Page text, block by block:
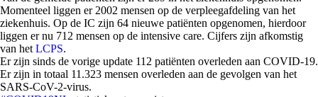
Momenteel liggen er 2002 mensen op de verpleegafdeling van het
ziekenhuis. Op de IC zijn 64 nieuwe patiënten opgenomen, hierdoor
liggen er nu 712 mensen op de intensive care. Cijfers zijn afkomstig
van het LCPS.
Er zijn sinds de vorige update 112 patiënten overleden aan COVID-19.
Er zijn in totaal 11.323 mensen overleden aan de gevolgen van het
SARS-CoV-2-virus.